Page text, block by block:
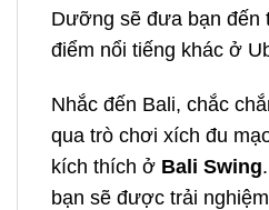
Dưỡng sẽ đưa bạn đến
điểm nổi tiếng khác ở
Nhắc đến Bali, chắc
qua trò chơi xích đu
kích thích ở Bali Swing
bạn sẽ được trải